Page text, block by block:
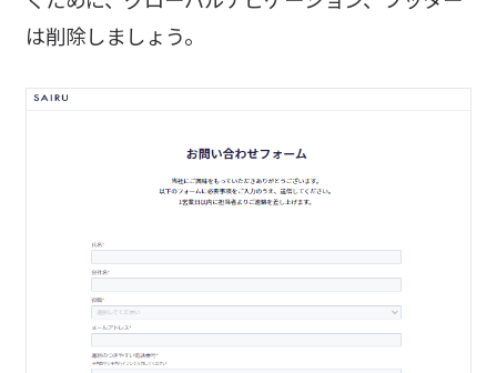
は削除しましょう。